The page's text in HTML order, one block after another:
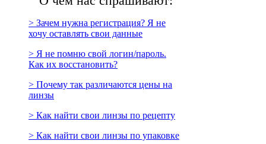
> Зачем нужна регистрация? Я не
хочу оставлять свои данные
> Я не помню свой логин/пароль.
Как их восстановить?
> Почему так различаются цены на
линзы
> Как найти свои линзы по рецепту
> Как найти свои линзы по упаковке